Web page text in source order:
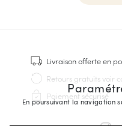
En poursuivant la navigation
Baskets
Cousu Goodyear
Derbies & Richelieu
Richelieus Homme
Livraison offerteen
Retours gratuitsvoir
Paiement sécurisé